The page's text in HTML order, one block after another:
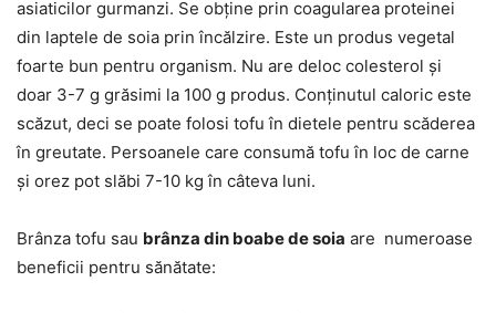
asiaticilor gurmanzi. Se obține prin coagularea proteinei
din laptele de soia prin încălzire. Este un produs vegetal
foarte bun pentru organism. Nu are deloc colesterol și
doar 3-7 g grăsimi la 100 g produs. Conținutul caloric este
scăzut, deci se poate folosi tofu în dietele pentru scăderea
în greutate. Persoanele care consumă tofu în loc de carne
și orez pot slăbi 7-10 kg în câteva luni.
Brânza tofu sau brânza din boabe de soia are numeroase
beneficii pentru sănătate: